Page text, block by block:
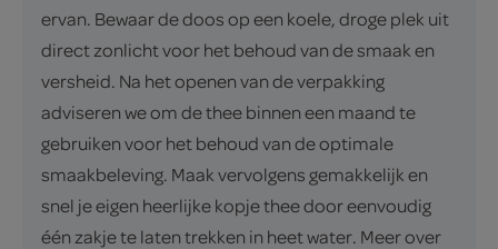
ervan. Bewaar de doos op een koele, droge plek uit
direct zonlicht voor het behoud van de smaak en
versheid. Na het openen van de verpakking
adviseren we om de thee binnen een maand te
gebruiken voor het behoud van de optimale
smaakbeleving. Maak vervolgens gemakkelijk en
snel je eigen heerlijke kopje thee door eenvoudig
één zakje te laten trekken in heet water. Meer over